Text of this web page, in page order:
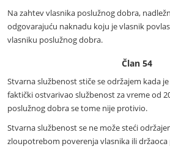
Na zahtev vlasnika poslužnog dobra,
odgovarajuću naknadu koju je vlasnik
vlasniku poslužnog dobra.
Član 54
Stvarna službenost stiče se održajem kada
faktički ostvarivao službenost za vreme od
poslužnog dobra se tome nije protivio.
Stvarna službenost se ne može steći
zloupotrebom poverenja vlasnika ili